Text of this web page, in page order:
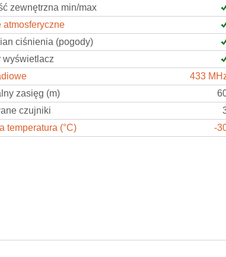
zewnętrzna min/max
atmosferyczne
ciśnienia (pogody)
wyświetlacz
433
zasięg (m)
czujniki
temperatura (°C)
-